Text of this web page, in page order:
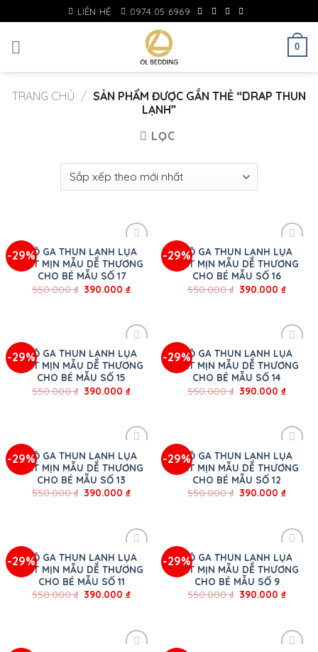
to
content
LIÊN HỆ 0974 05 6969
0
TRANG CHỦ / SẢN PHẨM ĐƯỢC GẮN THẺ “DRAP THUN
LẠNH”
LỌC
-29%BỘ GA THUN LẠNH LỤA
MÁT MỊN MẪU DỄ THƯƠNG
CHO BÉ MẪU SỐ 17
550.000₫ 390.000₫
-29%BỘ GA THUN LẠNH LỤA
MÁT MỊN MẪU DỄ THƯƠNG
CHO BÉ MẪU SỐ 16
550.000₫ 390.000₫
-29%BỘ GA THUN LẠNH LỤA
MÁT MỊN MẪU DỄ THƯƠNG
CHO BÉ MẪU SỐ 15
550.000₫ 390.000₫
-29%BỘ GA THUN LẠNH LỤA
MÁT MỊN MẪU DỄ THƯƠNG
CHO BÉ MẪU SỐ 14
550.000₫ 390.000₫
-29%BỘ GA THUN LẠNH LỤA
MÁT MỊN MẪU DỄ THƯƠNG
CHO BÉ MẪU SỐ 13
550.000₫ 390.000₫
-29%BỘ GA THUN LẠNH LỤA
MÁT MỊN MẪU DỄ THƯƠNG
CHO BÉ MẪU SỐ 12
550.000₫ 390.000₫
-29%BỘ GA THUN LẠNH LỤA
MÁT MỊN MẪU DỄ THƯƠNG
CHO BÉ MẪU SỐ 11
550.000₫ 390.000₫
-29%BỘ GA THUN LẠNH LỤA
MÁT MỊN MẪU DỄ THƯƠNG
CHO BÉ MẪU SỐ 9
550.000₫ 390.000₫